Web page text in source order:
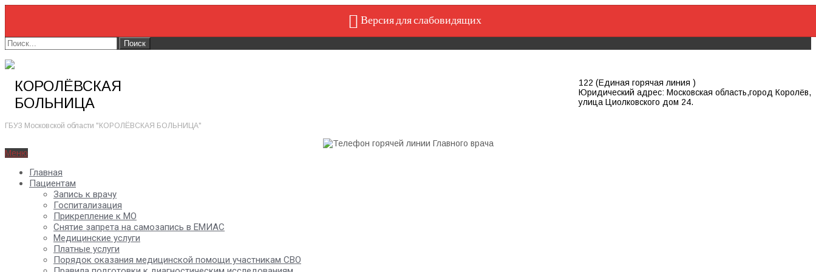
Версия для слабовидящих
122 (Единая горячая линия )
Юридический адрес: Московская область,город Королёв,
улица Циолковского дом 24.
КОРОЛЁВСКАЯ
БОЛЬНИЦА
ГБУЗ Московской области "КОРОЛЁВСКАЯ БОЛЬНИЦА"
Меню
Главная
Пациентам
Запись к врачу
Госпитализация
Прикрепление к МО
Снятие запрета на самозапись в ЕМИАС
Медицинские услуги
Платные услуги
Порядок оказания медицинской помощи участникам СВО